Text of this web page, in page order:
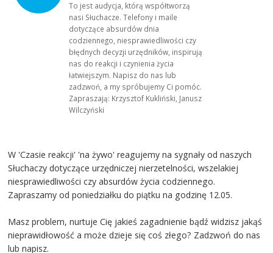
To jest audycja, którą współtworzą
nasi Słuchacze. Telefony i maile
dotyczące absurdów dnia
codziennego, niesprawiedliwości czy
błędnych decyzji urzędników, inspirują
nas do reakcji i czynienia życia
łatwiejszym. Napisz do nas lub
zadzwoń, a my spróbujemy Ci pomóc.
Zapraszają: Krzysztof Kukliński, Janusz
Wilczyński
W 'Czasie reakcji' 'na żywo' reagujemy na sygnały od naszych
Słuchaczy dotyczące urzędniczej nierzetelności, wszelakiej
niesprawiedliwości czy absurdów życia codziennego.
Zapraszamy od poniedziałku do piątku na godzinę 12.05.
Masz problem, nurtuje Cię jakieś zagadnienie bądź widzisz jakąś
nieprawidłowość a może dzieje się coś złego? Zadzwoń do nas
lub napisz.